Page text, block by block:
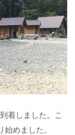
着しました。こ
めました。